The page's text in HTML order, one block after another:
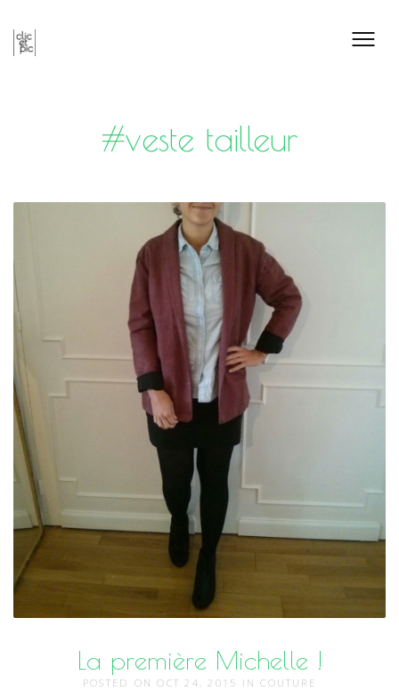
#veste tailleur
La première Michelle !
POSTED ONOCT 24, 2015 INCOUTURE